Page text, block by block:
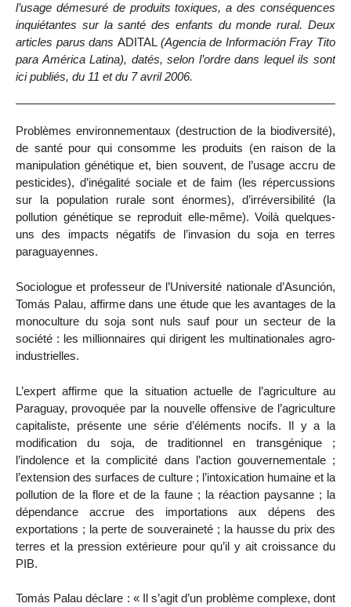
l’usage démesuré de produits toxiques, a des conséquences
inquiétantes sur la santé des enfants du monde rural. Deux
articles parus dans ADITAL (Agencia de Información Fray Tito
para América Latina), datés, selon l’ordre dans lequel ils sont
ici publiés, du 11 et du 7 avril 2006.
Problèmes environnementaux (destruction de la biodiversité),
de santé pour qui consomme les produits (en raison de la
manipulation génétique et, bien souvent, de l’usage accru de
pesticides), d’inégalité sociale et de faim (les répercussions
sur la population rurale sont énormes), d’irréversibilité (la
pollution génétique se reproduit elle-même). Voilà quelques-
uns des impacts négatifs de l’invasion du soja en terres
paraguayennes.
Sociologue et professeur de l’Université nationale d’Asunción,
Tomás Palau, affirme dans une étude que les avantages de la
monoculture du soja sont nuls sauf pour un secteur de la
société : les millionnaires qui dirigent les multinationales agro-
industrielles.
L’expert affirme que la situation actuelle de l’agriculture au
Paraguay, provoquée par la nouvelle offensive de l’agriculture
capitaliste, présente une série d’éléments nocifs. Il y a la
modification du soja, de traditionnel en transgénique ;
l’indolence et la complicité dans l’action gouvernementale ;
l’extension des surfaces de culture ; l’intoxication humaine et la
pollution de la flore et de la faune ; la réaction paysanne ; la
dépendance accrue des importations aux dépens des
exportations ; la perte de souveraineté ; la hausse du prix des
terres et la pression extérieure pour qu’il y ait croissance du
PIB.
Tomás Palau déclare : « Il s’agit d’un problème complexe, dont